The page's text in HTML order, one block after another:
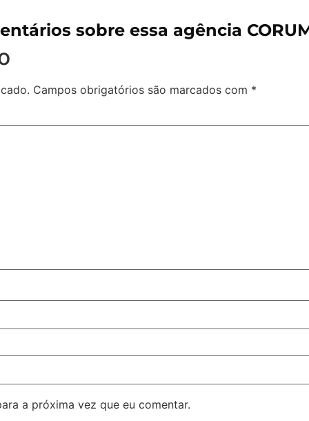
sobre essa agência
Campos obrigatórios são marcados com *
a próxima vez que eu comentar.